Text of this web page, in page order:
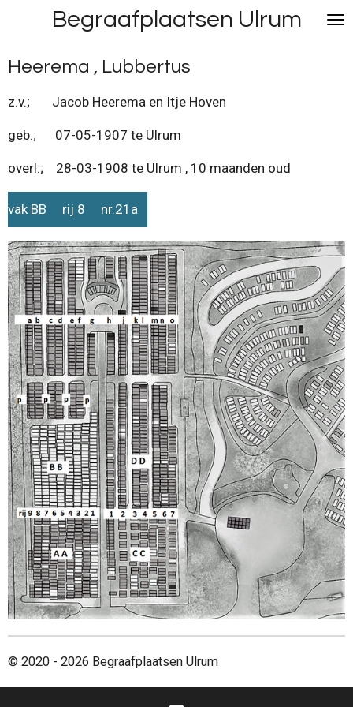
naar
de
hoofdinhoud
Begraafplaatsen Ulrum
Heerema , Lubbertus
z.v.; Jacob Heerema en Itje Hoven
geb.; 07-05-1907 te Ulrum
overl.; 28-03-1908 te Ulrum , 10 maanden oud
vak BB rij 8 nr.21a
© 2020 - 2026 Begraafplaatsen Ulrum